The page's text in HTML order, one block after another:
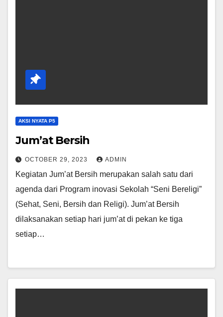
AKSI NYATA P5
Jum’at Bersih
OCTOBER 29, 2023 ADMIN
Kegiatan Jum’at Bersih merupakan salah satu dari
agenda dari Program inovasi Sekolah “Seni Bereligi”
(Sehat, Seni, Bersih dan Religi). Jum’at Bersih
dilaksanakan setiap hari jum’at di pekan ke tiga
setiap…